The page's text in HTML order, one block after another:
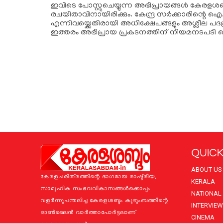
ഇവിടെ പോസ്റ്റുചെയ്യുന്ന അഭിപ്രായങ്ങള്‍
രചയിതാവിനായിരിക്കും. കേന്ദ്ര സർക്കാരിന്റെ
എന്നിവയ്ക്കെതിരായി അധിക്ഷേപങ്ങളും അശ്ലീല
ഇത്തരം അഭിപ്രായ പ്രകടനത്തിന്
കേരളചരിത്രത്തിന്റെ ഭാഗമായ രാഷ്ട്രീയ,
സാമൂഹിക സംഭവവികാസങ്ങള്‍ക്കൊപ്പം
വളര്‍ന്നുപന്തലിച്ച കേരളശബ്ദം കുടുംബത്തിന്റെ
ഓണ്‍ലൈന്‍ വാര്‍ത്താപോര്‍ട്ടലാണ്
ABOUT US
KERALA
NATIONAL
INTERVIEW
CINEMA